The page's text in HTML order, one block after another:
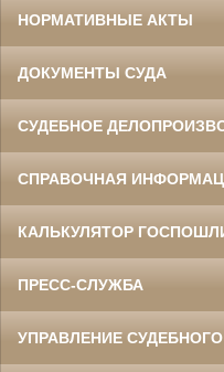
НОРМАТИВНЫЕ АКТЫ
ДОКУМЕНТЫ СУДА
СУДЕБНОЕ
СПРАВОЧНАЯ
КАЛЬКУЛЯТОР
ПРЕСС-СЛУЖБА
УПРАВЛЕНИЕ